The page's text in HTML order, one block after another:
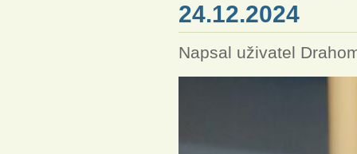
24.12.2024
Napsal uživatel